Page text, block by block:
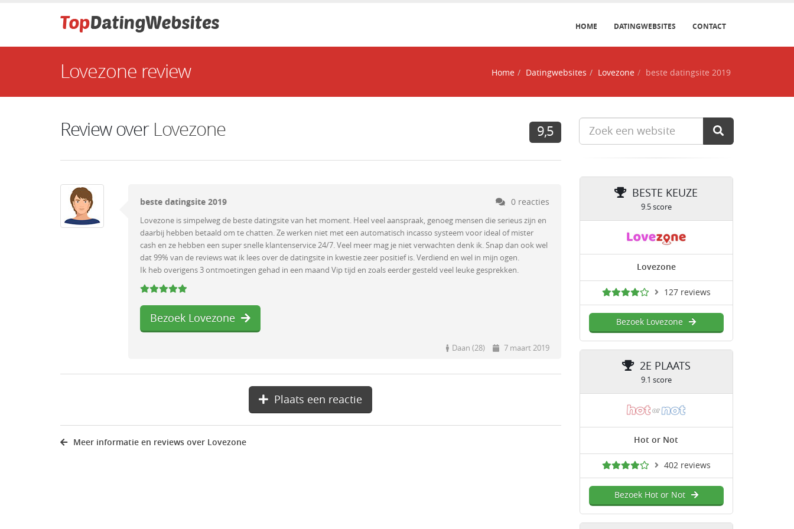
HOME DATINGWEBSITES CONTACT
Lovezone review Home Datingwebsites Lovezone beste datingsite 2019
Review over Lovezone 9,5
beste datingsite 2019 0 reacties
Lovezone is simpelweg de beste datingsite van het moment. Heel veel aanspraak, genoeg mensen die serieus zijn en
daarbij hebben betaald om te chatten. Ze werken niet met een automatisch incasso systeem voor ideal of mister
cash en ze hebben een super snelle klantenservice 24/7. Veel meer mag je niet verwachten denk ik. Snap dan ook wel
dat 99% van de reviews wat ik lees over de datingsite in kwestie zeer positief is. Verdiend en wel in mijn ogen.
Ik heb overigens 3 ontmoetingen gehad in een maand Vip tijd en zoals eerder gesteld veel leuke gesprekken.
Bezoek Lovezone
Daan (28) 7 maart 2019
Plaats een reactie
Meer informatie en reviews over Lovezone
BESTE KEUZE
9.5 score
Lovezone
127 reviews
Bezoek Lovezone
2E PLAATS
9.1 score
Hot or Not
402 reviews
Bezoek Hot or Not